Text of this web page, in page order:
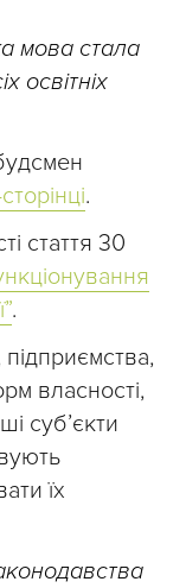
мова стала
освітніх
.
стаття 30
.
підприємства,
власності,
суб’єкти
їх